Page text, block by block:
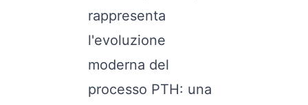
rappresenta
l'evoluzione
moderna del
processo PTH: una